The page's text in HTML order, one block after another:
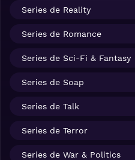
Series de Reality
Series de Romance
Series de Sci-Fi & Fantasy
Series de Soap
Series de Talk
Series de Terror
Series de War & Politics